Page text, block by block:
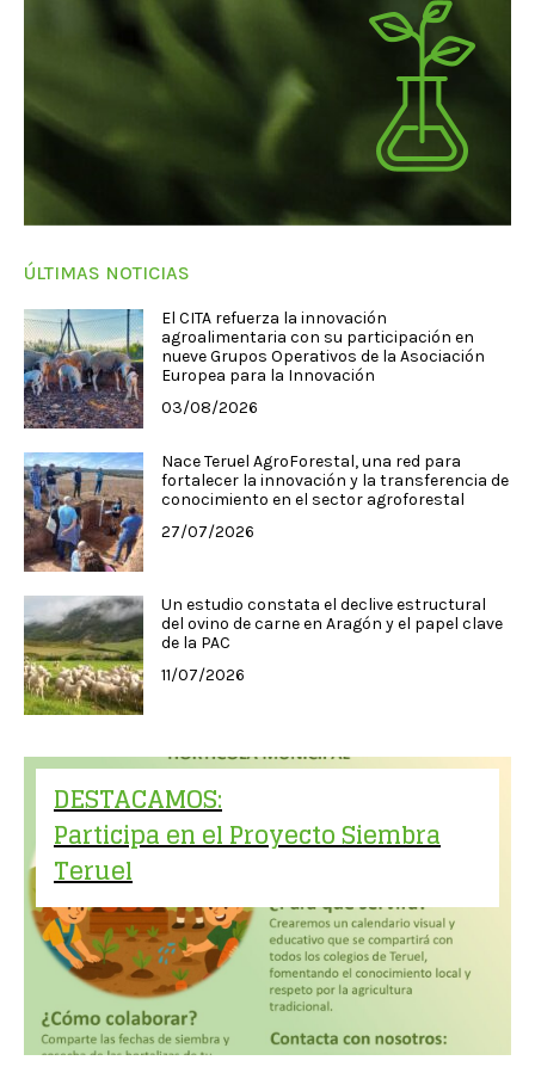
ÚLTIMAS NOTICIAS
El CITA refuerza la innovación
agroalimentaria con su participación en
nueve Grupos Operativos de la Asociación
Europea para la Innovación
03/08/2026
Nace Teruel AgroForestal, una red para
fortalecer la innovación y la transferencia de
conocimiento en el sector agroforestal
27/07/2026
Un estudio constata el declive estructural
del ovino de carne en Aragón y el papel clave
de la PAC
11/07/2026
DESTACAMOS:
Participa en el Proyecto Siembra
Teruel